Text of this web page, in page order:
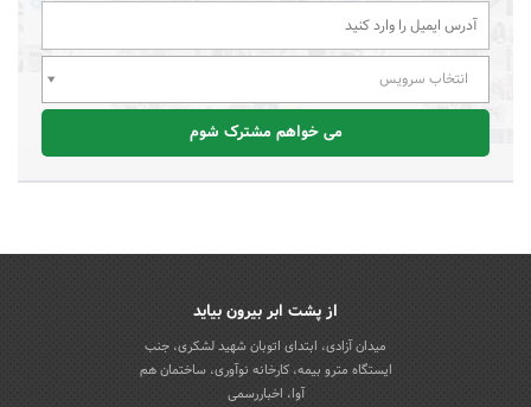
انتخاب سرویس
می خواهم مشترک شوم
از پشت ابر بیرون بیاید
میدان آزادی، ابتدای اتوبان شهید لشکری، جنب
ایستگاه مترو بیمه، کارخانه نوآوری، ساختمان هم
آوا، اخباررسمی